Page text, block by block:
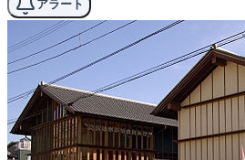
アラート